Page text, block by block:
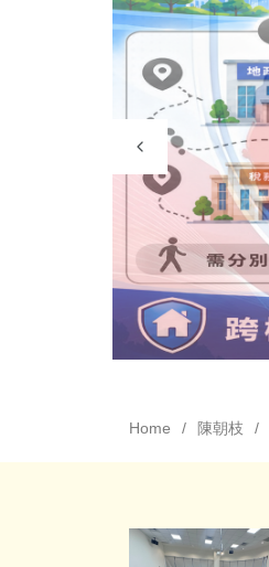
Home 陳朝枝